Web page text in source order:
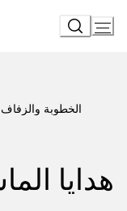
الخطوبة والزفاف
هدايا